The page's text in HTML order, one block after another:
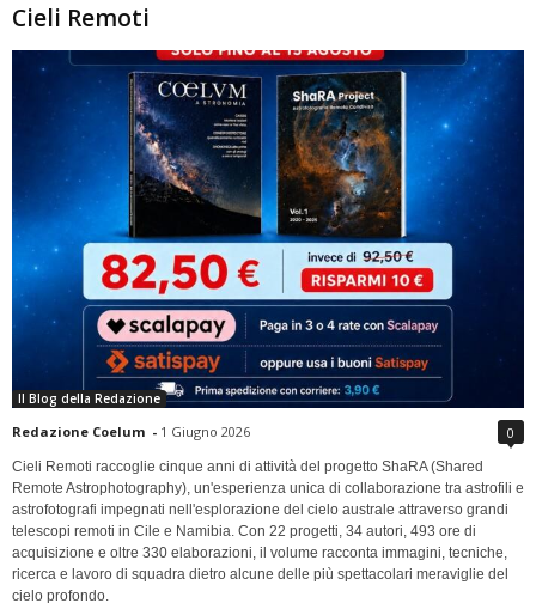
Cieli Remoti
Il Blog della Redazione
Redazione Coelum - 1 Giugno 2026 0
Cieli Remoti raccoglie cinque anni di attività del progetto ShaRA (Shared
Remote Astrophotography), un'esperienza unica di collaborazione tra astrofili e
astrofotografi impegnati nell'esplorazione del cielo australe attraverso grandi
telescopi remoti in Cile e Namibia. Con 22 progetti, 34 autori, 493 ore di
acquisizione e oltre 330 elaborazioni, il volume racconta immagini, tecniche,
ricerca e lavoro di squadra dietro alcune delle più spettacolari meraviglie del
cielo profondo.